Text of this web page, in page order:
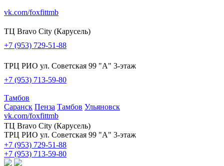
vk.com/foxfittmb
ТЦ Bravo City (Карусель)
+7 (953) 729-51-88
ТРЦ РИО ул. Советская 99 "А" 3-этаж
+7 (953) 713-59-80
Тамбов
Саранск Пенза Тамбов Ульяновск
vk.com/foxfittmb
ТЦ Bravo City (Карусель)
ТРЦ РИО ул. Советская 99 "А" 3-этаж
+7 (953) 729-51-88
+7 (953) 713-59-80